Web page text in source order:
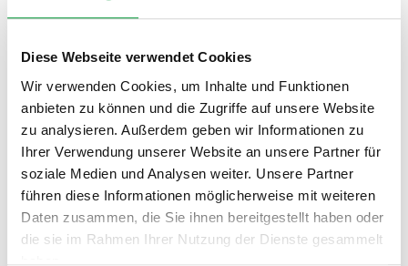
Diese Webseite verwendet Cookies
Wir verwenden Cookies, um Inhalte und Funktionen
anbieten zu können und die Zugriffe auf unsere Website
zu analysieren. Außerdem geben wir Informationen zu
Ihrer Verwendung unserer Website an unsere Partner für
soziale Medien und Analysen weiter. Unsere Partner
führen diese Informationen möglicherweise mit weiteren
Daten zusammen, die Sie ihnen bereitgestellt haben oder
die sie im Rahmen Ihrer Nutzung der Dienste gesammelt